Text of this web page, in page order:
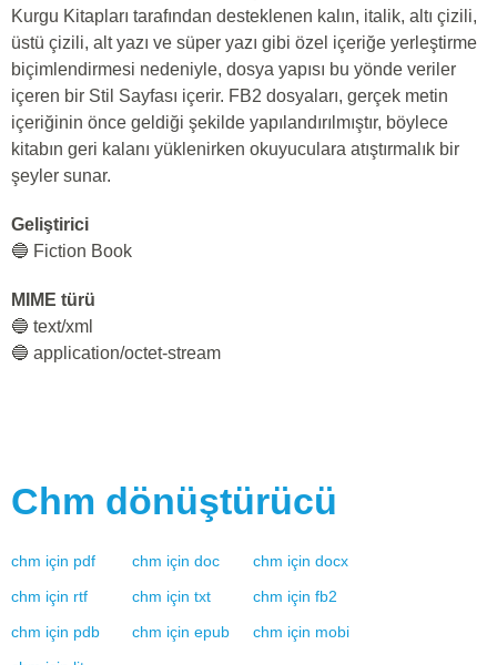
Kurgu Kitapları tarafından desteklenen kalın, italik, altı çizili,
üstü çizili, alt yazı ve süper yazı gibi özel içeriğe yerleştirme
biçimlendirmesi nedeniyle, dosya yapısı bu yönde veriler
içeren bir Stil Sayfası içerir. FB2 dosyaları, gerçek metin
içeriğinin önce geldiği şekilde yapılandırılmıştır, böylece
kitabın geri kalanı yüklenirken okuyuculara atıştırmalık bir
şeyler sunar.
Geliştirici
🔵 Fiction Book
MIME türü
🔵 text/xml
🔵 application/octet-stream
Chm dönüştürücü
chm için pdf chm için doc chm için docx
chm için rtf chm için txt chm için fb2
chm için pdb chm için epub chm için mobi